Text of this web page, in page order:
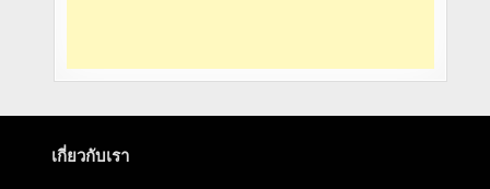
เกี่ยวกับเรา